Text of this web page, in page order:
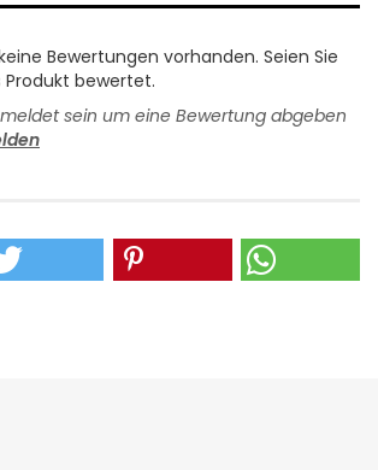
Bewertungen vorhanden. Seien Sie
Produkt bewertet.
sein um eine Bewertung abgeben